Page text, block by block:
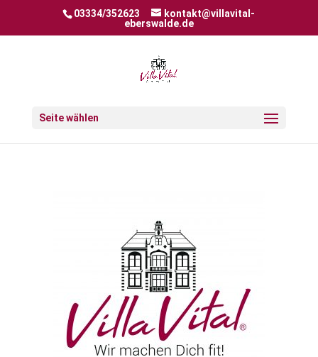
03334/352623
kontakt@villavital-
eberswalde.de
Seite wählen